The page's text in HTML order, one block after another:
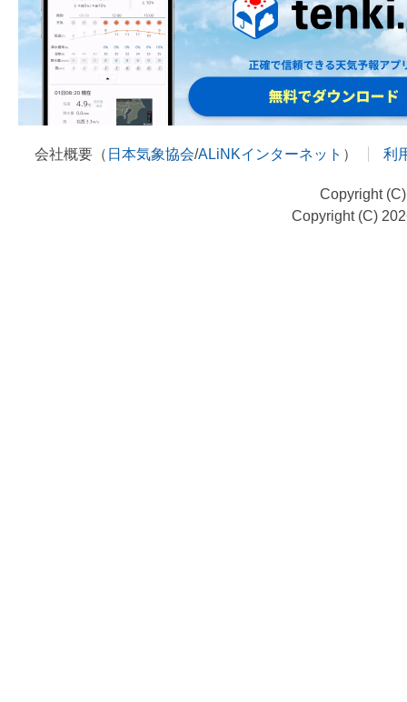
会社概要（ 日本気象協会/ALiNKインターネット ） 利
Copyright
Copyright (C)